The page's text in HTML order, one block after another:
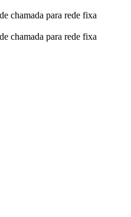
chamada para rede fixa
chamada para rede fixa